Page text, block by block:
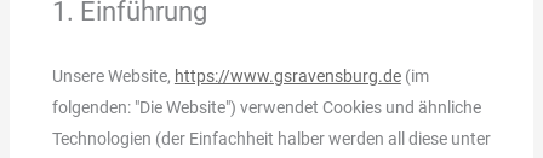
1. Einführung
Unsere Website, https://www.gsravensburg.de(im
folgenden: "Die Website") verwendet Cookies und ähnliche
Technologien (der Einfachheit halber werden all diese unter